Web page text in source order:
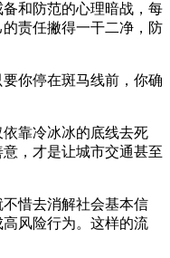
和防范的心理暗战，每
责任撇得一干二净，防
你停在斑马线前，你确
靠冷冰冰的底线去死
，才是让城市交通甚至
惜去消解社会基本信
风险行为。这样的流